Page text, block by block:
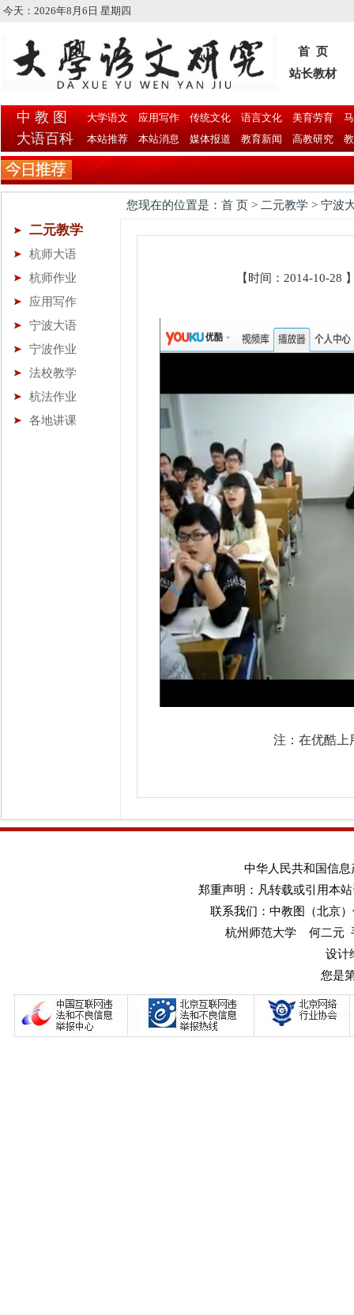
今天： 2026年8月6日 星期四
首 页
站长教材
中 教 图
大语百科
大学语文 应用写作 传统文化 语言文化 美育劳育
本站推荐
本站消息 媒体报道 教育新闻 高教研究
您现在的位置是：首 页 > 二元教学 > 宁波
二元教学
杭师大语
杭师作业
应用写作
宁波大语
宁波作业
法校教学
杭法作业
各地讲课
【时间：2014-10-28
注：在优酷上
中华人民共和国信息
郑重声明：凡转载或引用本
联系我们：中教图（北京
杭州师范大学 何二元
设计
您是